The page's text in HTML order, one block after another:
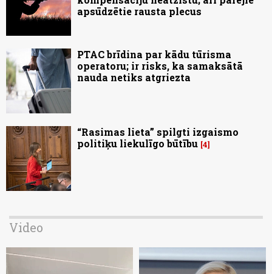
apsūdzētie rausta plecus
PTAC brīdina par kādu tūrisma
operatoru; ir risks, ka samaksātā
nauda netiks atgriezta
“Rasimas lieta” spilgti izgaismo
politiķu liekulīgo būtību 4
Video